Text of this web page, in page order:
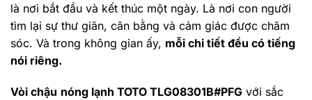
là nơi bắt đầu và kết thúc một ngày. Là nơi con người
tìm lại sự thư giãn, cân bằng và cảm giác được chăm
sóc. Và trong không gian ấy, mỗi chi tiết đều có tiếng
nói riêng.
Vòi chậu nóng lạnh TOTO TLG08301B#PFG với sắc